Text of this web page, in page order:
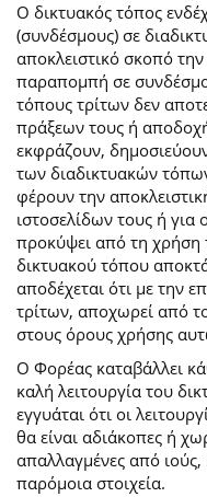
O δικτυακός τόπος
(συνδέσμους) σε
αποκλειστικό σκοπό
παραπομπή σε
τόπους τρίτων δεν
πράξεων τους ή
εκφράζουν,
των διαδικτυακών
φέρουν την
ιστοσελίδων τους ή
προκύψει από τη χρήση
δικτυακού τόπου
αποδέχεται ότι με την
τρίτων, αποχωρεί από
στους όρους χρήσης
Ο Φορέας καταβάλλει
καλή λειτουργία του
εγγυάται ότι οι
θα είναι αδιάκοπες ή
απαλλαγμένες από
παρόμοια στοιχεία.